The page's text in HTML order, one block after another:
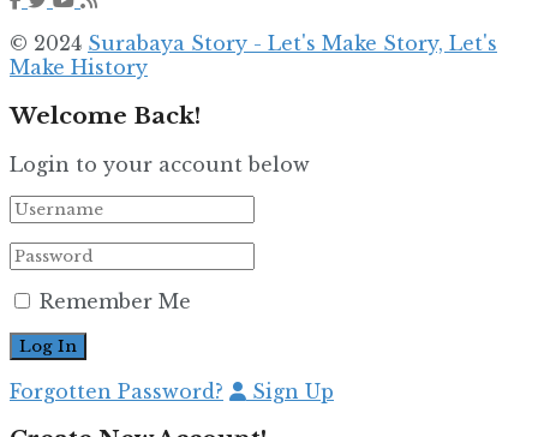
© 2024 Surabaya Story - Let's Make Story, Let's
Make History
Welcome Back!
Login to your account below
Remember Me
Forgotten Password? Sign Up